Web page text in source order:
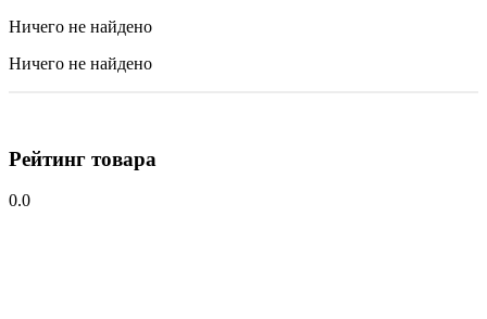
Ничего не найдено
Ничего не найдено
Рейтинг товара
0.0